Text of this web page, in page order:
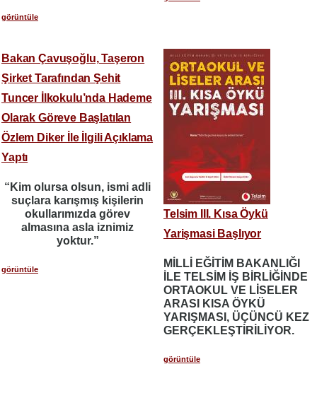
görüntüle
Bakan Çavuşoğlu, Taşeron
Şirket Tarafından Şehit
Tuncer İlkokulu’nda Hademe
Olarak Göreve Başlatılan
Özlem Diker İle İlgili Açıklama
Yaptı
“Kim olursa olsun, ismi adli
suçlara karışmış kişilerin
okullarımızda görev
almasına asla iznimiz
yoktur.”
görüntüle
Telsim III. Kısa Öykü
Yarişmasi Başlıyor
MİLLİ EĞİTİM BAKANLIĞI
İLE TELSİM İŞ BİRLİĞİNDE
ORTAOKUL VE LİSELER
ARASI KISA ÖYKÜ
YARIŞMASI, ÜÇÜNCÜ KEZ
GERÇEKLEŞTİRİLİYOR.
görüntüle